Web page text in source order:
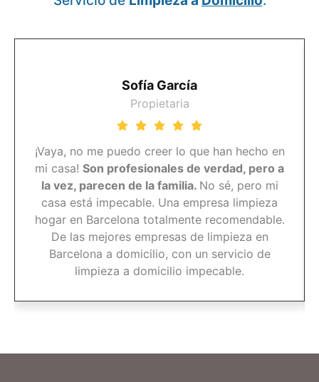
Sofía García
Propietaria
¡Vaya, no me puedo creer lo que han hecho en
mi casa! Son profesionales de verdad, pero a
la vez, parecen de la familia. No sé, pero mi
casa está impecable. Una empresa limpieza
hogar en Barcelona totalmente recomendable.
De las mejores empresas de limpieza en
Barcelona a domicilio, con un servicio de
limpieza a domicilio impecable.